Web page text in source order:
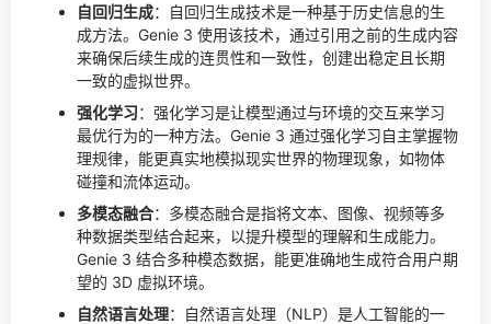
自回归生成：自回归生成技术是一种基于历史信息的生
成方法。Genie 3 使用该技术，通过引用之前的生成内容
来确保后续生成的连贯性和一致性，创建出稳定且长期
一致的虚拟世界。
强化学习：强化学习是让模型通过与环境的交互来学习
最优行为的一种方法。Genie 3 通过强化学习自主掌握物
理规律，能更真实地模拟现实世界的物理现象，如物体
碰撞和流体运动。
多模态融合：多模态融合是指将文本、图像、视频等多
种数据类型结合起来，以提升模型的理解和生成能力。
Genie 3 结合多种模态数据，能更准确地生成符合用户期
望的 3D 虚拟环境。
自然语言处理：自然语言处理（NLP）是人工智能的一